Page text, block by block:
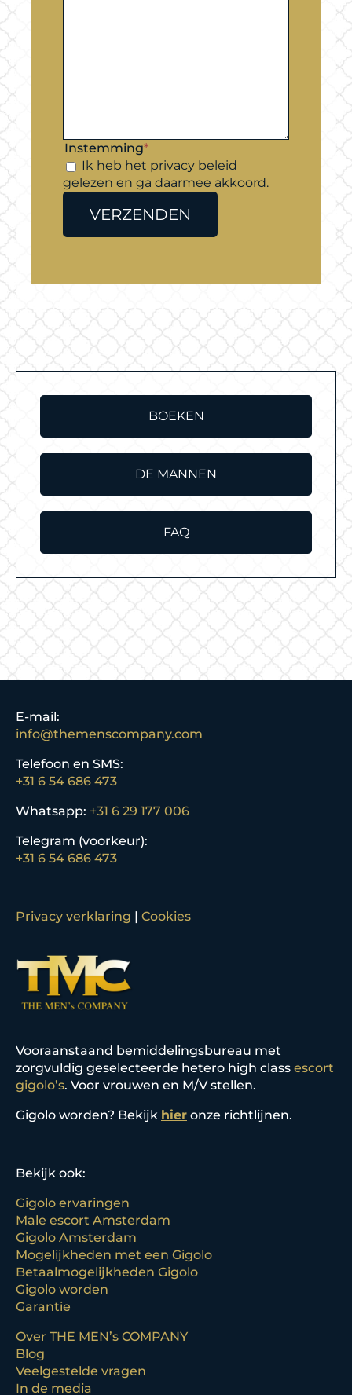
Instemming*
Ik heb het privacy beleid
gelezen en ga daarmee akkoord.
BOEKEN
DE MANNEN
FAQ
E-mail:
info@themenscompany.com
Telefoon en SMS:
+31 6 54 686 473
Whatsapp: +31 6 29 177 006
Telegram (voorkeur):
+31 6 54 686 473
Privacy verklaring | Cookies
Vooraanstaand bemiddelingsbureau met
zorgvuldig geselecteerde hetero high class escort
gigolo’s. Voor vrouwen en M/V stellen.
Gigolo worden? Bekijk hier onze richtlijnen.
Bekijk ook:
Gigolo ervaringen
Male escort Amsterdam
Gigolo Amsterdam
Mogelijkheden met een Gigolo
Betaalmogelijkheden Gigolo
Gigolo worden
Garantie
Over THE MEN’s COMPANY
Blog
Veelgestelde vragen
In de media